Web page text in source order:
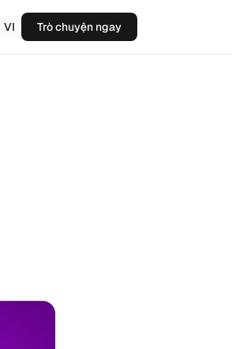
VI Trò chuyện ngay